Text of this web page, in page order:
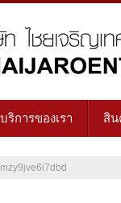
บริการของเรา สิน